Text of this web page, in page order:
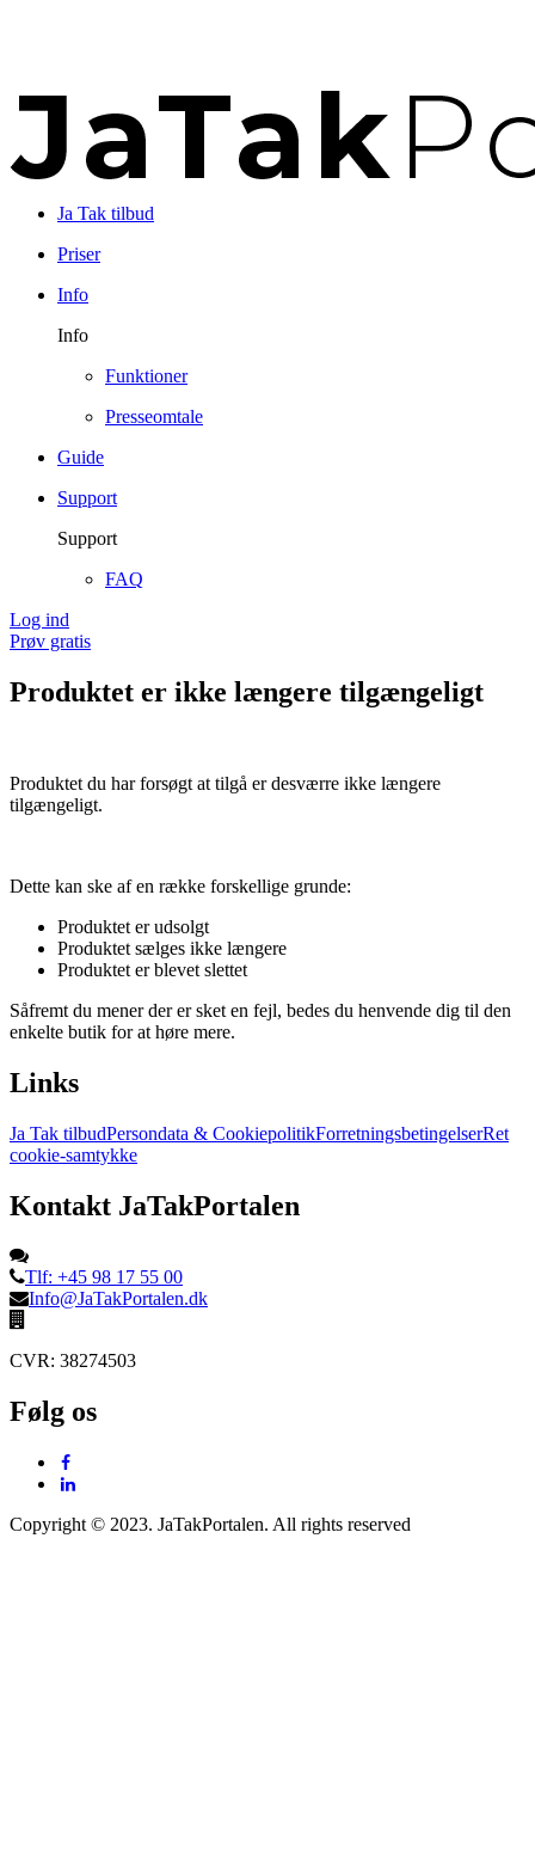
Ja Tak tilbud
Priser
Info
Info
Funktioner
Presseomtale
Guide
Support
Support
FAQ
Log ind
Prøv gratis
Produktet er ikke længere tilgængeligt
Produktet du har forsøgt at tilgå er desværre ikke længere
tilgængeligt.
Dette kan ske af en række forskellige grunde:
Produktet er udsolgt
Produktet sælges ikke længere
Produktet er blevet slettet
Såfremt du mener der er sket en fejl, bedes du henvende dig til den
enkelte butik for at høre mere.
Links
Ja Tak tilbudPersondata & CookiepolitikForretningsbetingelserRet
cookie-samtykke
Kontakt JaTakPortalen
Tlf: +45 98 17 55 00
Info@JaTakPortalen.dk
CVR: 38274503
Følg os
Copyright © 2023. JaTakPortalen. All rights reserved